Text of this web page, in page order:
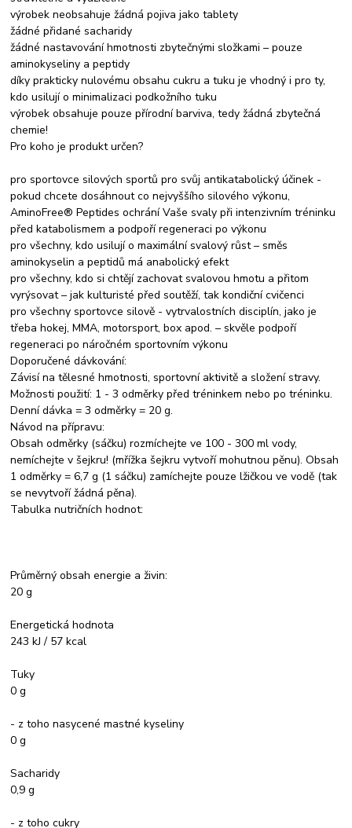
výrobek neobsahuje žádná pojiva jako tablety
žádné přidané sacharidy
žádné nastavování hmotnosti zbytečnými složkami – pouze
aminokyseliny a peptidy
díky prakticky nulovému obsahu cukru a tuku je vhodný i pro ty,
kdo usilují o minimalizaci podkožního tuku
výrobek obsahuje pouze přírodní barviva, tedy žádná zbytečná
chemie!
Pro koho je produkt určen?
pro sportovce silových sportů pro svůj antikatabolický účinek -
pokud chcete dosáhnout co nejvyššího silového výkonu,
AminoFree® Peptides ochrání Vaše svaly při intenzivním tréninku
před katabolismem a podpoří regeneraci po výkonu
pro všechny, kdo usilují o maximální svalový růst – směs
aminokyselin a peptidů má anabolický efekt
pro všechny, kdo si chtějí zachovat svalovou hmotu a přitom
vyrýsovat – jak kulturisté před soutěží, tak kondiční cvičenci
pro všechny sportovce silově - vytrvalostních disciplín, jako je
třeba hokej, MMA, motorsport, box apod. – skvěle podpoří
regeneraci po náročném sportovním výkonu
Doporučené dávkování:
Závisí na tělesné hmotnosti, sportovní aktivitě a složení stravy.
Možnosti použití: 1 - 3 odměrky před tréninkem nebo po tréninku.
Denní dávka = 3 odměrky = 20 g.
Návod na přípravu:
Obsah odměrky (sáčku) rozmíchejte ve 100 - 300 ml vody,
nemíchejte v šejkru! (mřížka šejkru vytvoří mohutnou pěnu). Obsah
1 odměrky = 6,7 g (1 sáčku) zamíchejte pouze lžičkou ve vodě (tak
se nevytvoří žádná pěna).
Tabulka nutričních hodnot:
Průměrný obsah energie a živin:
20 g
Energetická hodnota
243 kJ / 57 kcal
Tuky
0 g
- z toho nasycené mastné kyseliny
0 g
Sacharidy
0,9 g
- z toho cukry